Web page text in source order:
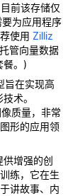
前该存储仅
为应用程序
使用 Zilliz
管向量数据
餐。)
旨在实现高
术。
质量，非常
形的应用领
供增强的创
练，它在生
讲故事、内